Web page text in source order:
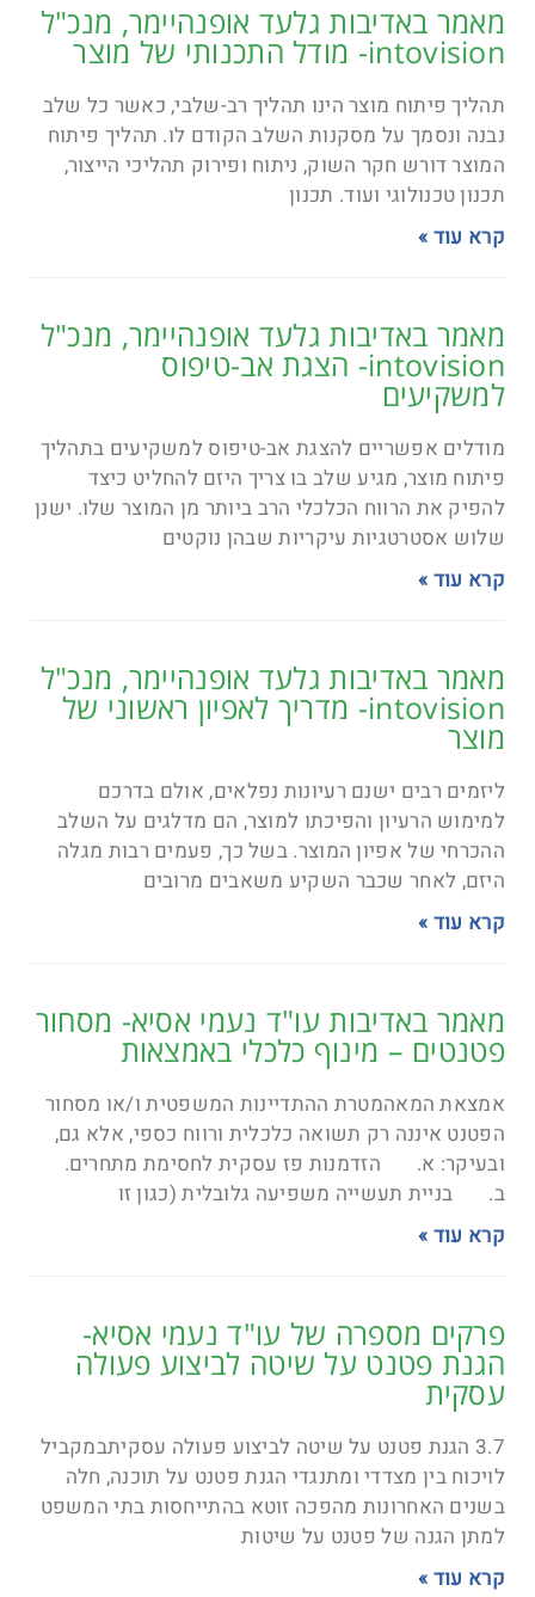
מאמר באדיבות גלעד אופנהיימר, מנכ"ל
intovision- מודל התכנותי של מוצר
תהליך פיתוח מוצר הינו תהליך רב-שלבי, כאשר כל שלב
נבנה ונסמך על מסקנות השלב הקודם לו. תהליך פיתוח
המוצר דורש חקר השוק, ניתוח ופירוק תהליכי הייצור,
תכנון טכנולוגי ועוד. תכנון
קרא עוד »
מאמר באדיבות גלעד אופנהיימר, מנכ"ל
intovision- הצגת אב-טיפוס
למשקיעים
מודלים אפשריים להצגת אב-טיפוס למשקיעים בתהליך
פיתוח מוצר, מגיע שלב בו צריך היזם להחליט כיצד
להפיק את הרווח הכלכלי הרב ביותר מן המוצר שלו. ישנן
שלוש אסטרטגיות עיקריות שבהן נוקטים
קרא עוד »
מאמר באדיבות גלעד אופנהיימר, מנכ"ל
intovision- מדריך לאפיון ראשוני של
מוצר
ליזמים רבים ישנם רעיונות נפלאים, אולם בדרכם
למימוש הרעיון והפיכתו למוצר, הם מדלגים על השלב
ההכרחי של אפיון המוצר. בשל כך, פעמים רבות מגלה
היזם, לאחר שכבר השקיע משאבים מרובים
קרא עוד »
מאמר באדיבות עו"ד נעמי אסיא- מסחור
פטנטים – מינוף כלכלי באמצאות
אמצאת המאהמטרת ההתדיינות המשפטית ו/או מסחור
הפטנט איננה רק תשואה כלכלית ורווח כספי, אלא גם,
ובעיקר: א. הזדמנות פז עסקית לחסימת מתחרים.
ב. בניית תעשייה משפיעה גלובלית (כגון זו
קרא עוד »
פרקים מספרה של עו"ד נעמי אסיא-
הגנת פטנט על שיטה לביצוע פעולה
עסקית
3.7 הגנת פטנט על שיטה לביצוע פעולה עסקיתבמקביל
לויכוח בין מצדדי ומתנגדי הגנת פטנט על תוכנה, חלה
בשנים האחרונות מהפכה זוטא בהתייחסות בתי המשפט
למתן הגנה של פטנט על שיטות
קרא עוד »